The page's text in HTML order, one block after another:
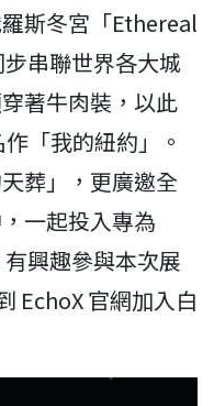
斯冬宮「Ethereal
串聯世界各大城
著牛肉裝，以此
「我的紐約」。
葬」，更廣邀全
一起投入專為
興趣參與本次展
EchoX 官網加入白